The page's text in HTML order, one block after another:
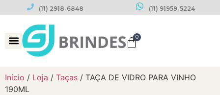
(11) 2918-6848 (11) 91959-5224
0
Início / Loja / Taças / TAÇA DE VIDRO PARA VINHO
190ML